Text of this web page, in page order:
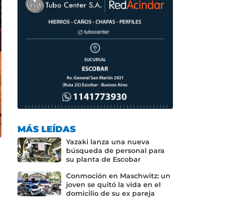
MÁS LEÍDAS
Yazaki lanza una nueva
búsqueda de personal para
su planta de Escobar
Conmoción en Maschwitz: un
joven se quitó la vida en el
domicilio de su ex pareja